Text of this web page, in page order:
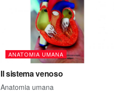
ANATOMIA UMANA
Il sistema venoso
Anatomia umana